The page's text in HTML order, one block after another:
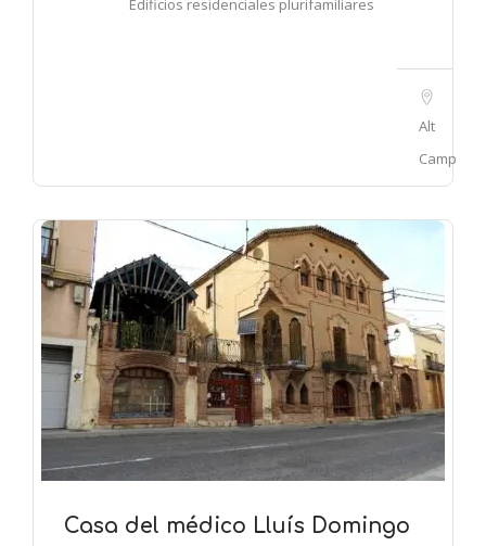
Edificios residenciales plurifamiliares
Alt
Camp
Casa del médico Lluís Domingo